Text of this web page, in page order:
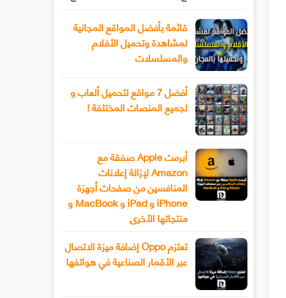
قائمة بأفضل المواقع المجانية
لمشاهدة وتحميل الأفلام
والمسلسلات
أفضل 7 مواقع لتحميل ألعاب و
لجميع المنصات المختلفة !
أبرمت Apple صفقة مع
Amazon لإزالة إعلانات
المنافسين من صفحات أجهزة
iPhone و iPad و MacBook و
منتجاتها الأخرى
تعتزم Oppo إضافة ميزة الاتصال
عبر الأقمار الصناعية في هواتفها